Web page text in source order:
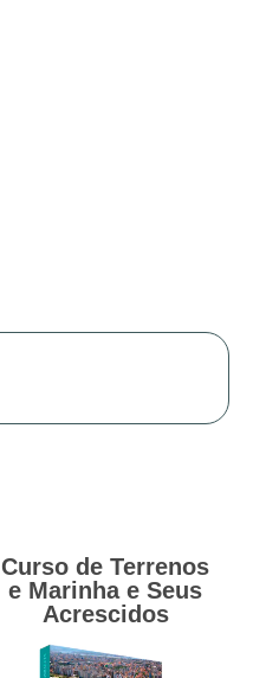
Curso de Terrenos
e Marinha e Seus
Acrescidos